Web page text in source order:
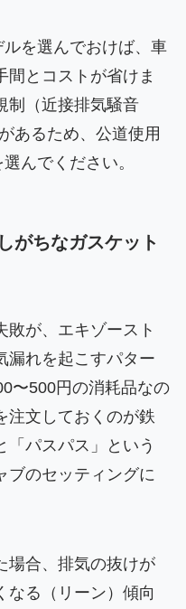
を選んでおけば、車
間とコストが省けま
制（近接排気騒音
あるため、公道使用
んでください。
がちなガスケット
敗が、エキゾースト
漏れを起こすパター
〜500円の消耗品なの
注文しておくのが鉄
「パスパス」という
ブのセッティングに
場合、排気の抜けが
なる（リーン）傾向